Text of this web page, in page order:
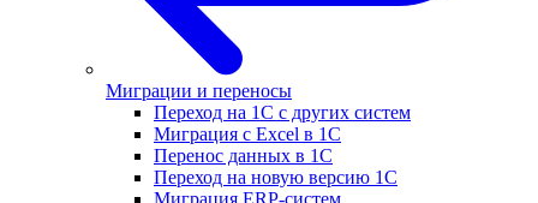
Миграции и переносы
Переход на 1С с других систем
Миграция с Excel в 1С
Перенос данных в 1С
Переход на новую версию 1С
Миграция ERP-систем